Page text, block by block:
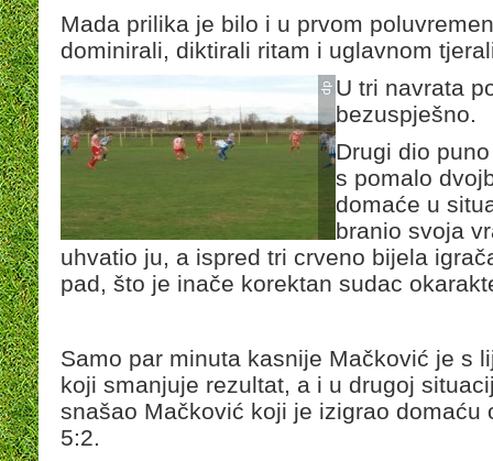
Mada prilika je bilo i u prvom
dominirali, diktirali ritam i uglavnom
U tri navrata
bezuspješno.
Drugi dio
s pomalo
domaće u
branio svoja
uhvatio ju, a ispred tri crveno bijela
pad, što je inače korektan sudac
Samo par minuta kasnije Mačković je s
koji smanjuje rezultat, a i u drugoj
snašao Mačković koji je izigrao domaću
5:2.